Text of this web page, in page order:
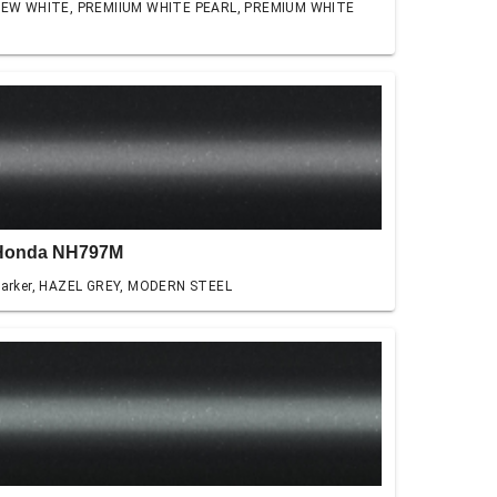
WHITE, PREMIIUM WHITE PEARL, PREMIUM WHITE
NH797M
HAZEL GREY, MODERN STEEL